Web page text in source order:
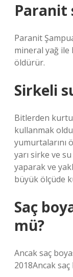
Paranit
Paranit
mineral yağ
öldürür.
Sirkeli
Bitlerden
kullanmak
yumurtalarını
yarı sirke ve su
yaparak ve
büyük ölçüde
Saç
mü?
Ancak saç
2018Ancak